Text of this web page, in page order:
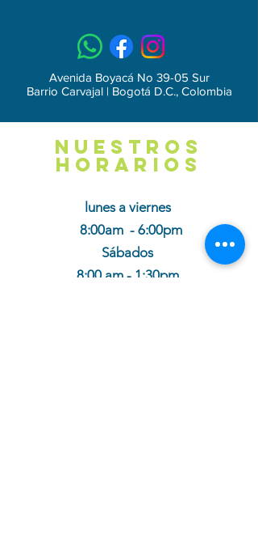
Avenida Boyacá No 39-05 Sur
Barrio Carvajal | Bogotá D.C., Colombia
NUESTROS
HORARIOS
lunes a viernes
8:00am - 6:00pm
Sábados
8:00 am - 1:30pm